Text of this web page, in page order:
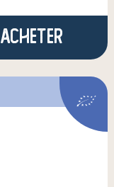
Acheter